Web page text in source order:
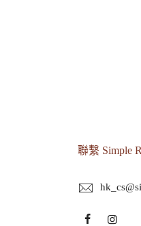
聯繫 Simple